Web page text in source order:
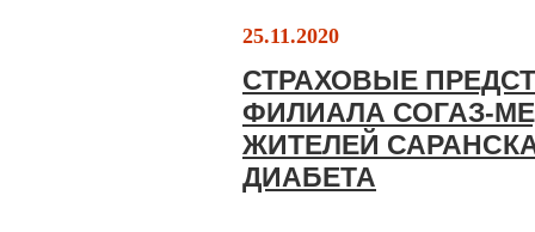
25.11.2020
СТРАХОВЫЕ
ФИЛИАЛА СОГАЗ-
ЖИТЕЛЕЙ
ДИАБЕТА